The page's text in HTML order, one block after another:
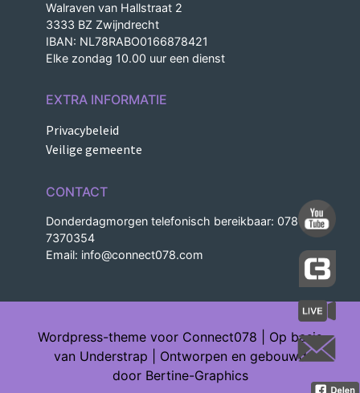
Walraven van Hallstraat 2
3333 BZ Zwijndrecht
IBAN: NL78RABO0166878421
Elke zondag 10.00 uur een dienst
EXTRA INFORMATIE
Privacybeleid
Veilige gemeente
CONTACT
Donderdagmorgen telefonisch bereikbaar: 078-
7370354
Email: info@connect078.com
Wordpress-theme voor Connect078 | Op basis
van Understrap | Ontworpen en gebouwd
door Bertine-Graphics